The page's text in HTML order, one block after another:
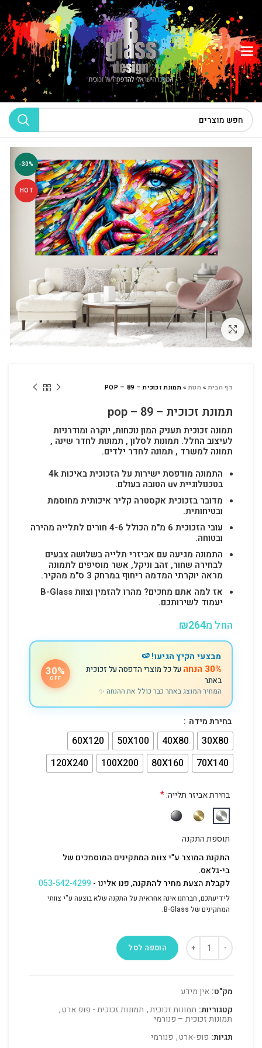
-30%
HOT
לחץ להגדלה
דף הבית» חנות»תמונת זכוכית – POP – 89
תמונת זכוכית – pop – 89
תמונה זכוכית תעניק המון נוכחות, יוקרה ומודרניות
לעיצוב החלל. תמונות לסלון , תמונות לחדר שינה ,
תמונה למשרד , תמונה לחדר ילדים.
התמונה מודפסת ישירות על הזכוכית באיכות 4k
בטכנולוגיית uv הטובה בעולם.
מדובר בזכוכית אקסטרה קליר איכותית מחוסמת
ובטיחותית.
עובי הזכוכית 6 מ"מ הכולל 4-6 חורים לתלייה מהירה
ובטוחה.
התמונה מגיעה עם אביזרי תלייה בשלושה צבעים
לבחירה שחור, זהב וניקל, אשר מוסיפים לתמונה
מראה יוקרתי המדמה ריחוף במרחק 3 ס"מ מהקיר.
אז למה אתם מחכים? מהרו להזמין וצוות B-Glass
יעמוד לשירותכם.
החל מ ₪264
מבצעי הקיץ הגיעו! 🍉
30% הנחה
על כל מוצרי הדפסה על זכוכית
באתר
המחיר המוצג באתר כבר כולל את ההנחה ✨
30%
OFF
בחירת מידה
30X80
40X80
50X100
60X120
70X140
80X160
100X200
120X240
בחירת אביזר תלייה:*
תוספת התקנה
התקנת המוצר ע"י צוות המתקינים המוסמכים של
בי-גלאס.
לקבלת הצעת מחיר להתקנה, פנו אלינו -053-542-4299
לידיעתכם, חברתנו אינה אחראית על התקנה שלא בוצעה ע"י צוותי
המתקינים של B-Glass.
הוספה לסל
מק"ט: אין מידע
קטגוריות: תמונות זכוכית, תמונות זכוכית - פופ ארט,
תמונות זכוכית – פנורמי
תגיות: פופ-ארט, פנורמי